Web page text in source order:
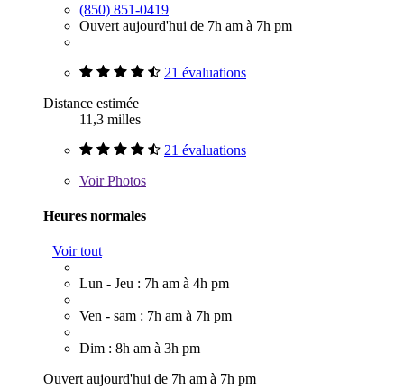
(850) 851-0419
Ouvert aujourd'hui de 7h am à 7h pm
21 évaluations
Distance estimée
11,3 milles
21 évaluations
VoirPhotos
Heures normales
Voir tout
Lun - Jeu : 7h am à 4h pm
Ven - sam : 7h am à 7h pm
Dim : 8h am à 3h pm
Ouvert aujourd'hui de 7h am à 7h pm